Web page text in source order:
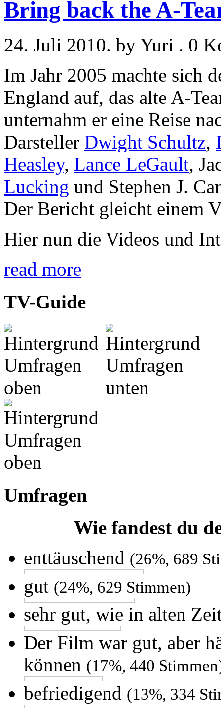
Bring back the A-
24. Juli 2010. by Yuri . 0
Im Jahr 2005 machte sich
England auf, das alte A-
unternahm er eine Reise
Darsteller Dwight Schultz,
Heasley, Lance LeGault,
Lucking und Stephen J.
Der Bericht gleicht einem
Hier nun die Videos und
read more
TV-Guide
Umfragen
Wie fandest du
enttäuschend (26%, 689
gut (24%, 629 Stimmen)
sehr gut, wie in alten
Der Film war gut, aber
können (17%, 440
befriedigend (13%, 334